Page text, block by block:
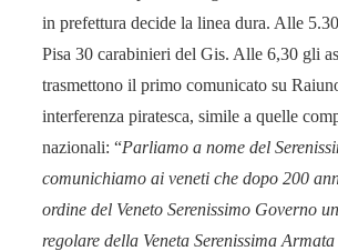
in prefettura decide la linea dura. Alle
Pisa 30 carabinieri del Gis. Alle 6,30 gli
trasmettono il primo comunicato su
interferenza piratesca, simile a quelle
nazionali: “Parliamo a nome del
comunichiamo ai veneti che dopo 200
ordine del Veneto Serenissimo Governo
regolare della Veneta Serenissima